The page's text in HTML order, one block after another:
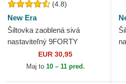
(4.8)
New Era
Šiltovka zaoblená sivá
nastaviteľný 9FORTY
Diamond Era New York
Yankees MLB New Era
EUR 30,95
Maj to 10 – 11 pred.